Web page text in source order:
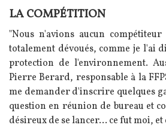
Texte
LA COMPÉTITION
"Nous n'avions aucun
totalement dévoués, comme je l'ai
protection de l'environnement.
Pierre Berard, responsable à la
me demander d'inscrire quelques
question en réunion de bureau et
désireux de se lancer... ce fut moi, et